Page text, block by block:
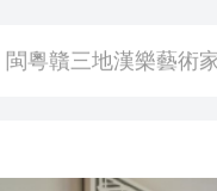
閩粵贛三地漢樂藝術